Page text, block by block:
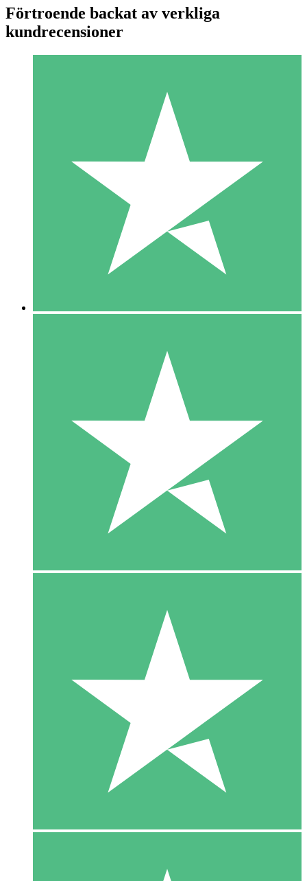
Individuella Kreditpaket
Betala per användning med nedladdningskrediter. Inget
1 Nedladdningar
10 00
10 Nedladdningar
20 00
Förtroende backat av verkliga
kundrecensioner